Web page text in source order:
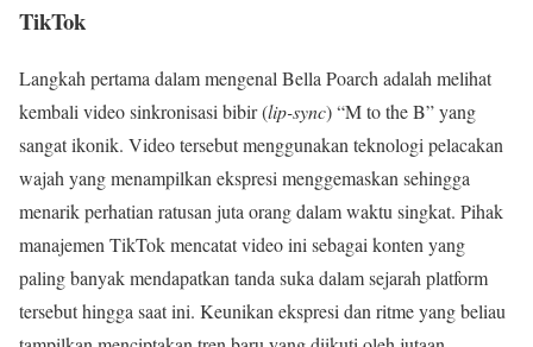
TikTok
Langkah pertama dalam mengenal Bella Poarch adalah melihat
kembali video sinkronisasi bibir (lip-sync) “M to the B” yang
sangat ikonik. Video tersebut menggunakan teknologi pelacakan
wajah yang menampilkan ekspresi menggemaskan sehingga
menarik perhatian ratusan juta orang dalam waktu singkat. Pihak
manajemen TikTok mencatat video ini sebagai konten yang
paling banyak mendapatkan tanda suka dalam sejarah platform
tersebut hingga saat ini. Keunikan ekspresi dan ritme yang beliau